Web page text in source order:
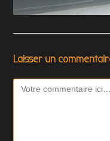
Laisser un
Comment